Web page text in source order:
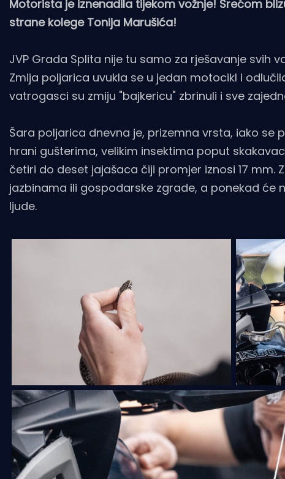
Motorista je iznenadila tijekom vožnje! Srećom
strane kolege Tonija Marušića!
JVP Grada Splita nije tu samo za rješavanje svih
Zmija poljarica uvukla se u jedan motocikl i
vatrogasci su zmiju "bajkericu" zbrinuli i sve
Šara poljarica dnevna je, prizemna vrsta, iako se
hrani gušterima, velikim insektima poput
četiri do deset jajašaca čiji promjer iznosi 17 mm.
jazbinama ili gospodarske zgrade, a ponekad će
ljude.